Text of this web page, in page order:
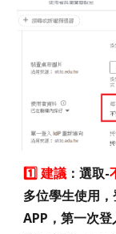
1️⃣ 建議 ：選取-
多位學生使用
APP，第一次